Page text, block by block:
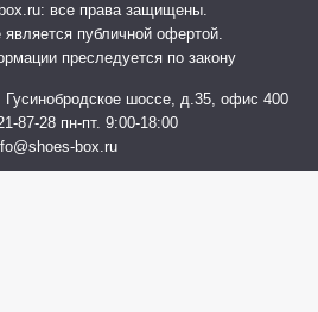
все права защищены.
публичной офертой.
преследуется по закону
Гусинобродское шоссе, д.35, офис 400
87-28 пн-пт. 9:00-18:00
box.ru